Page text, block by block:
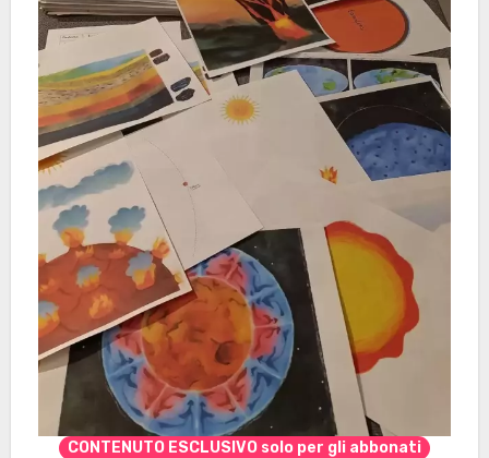
CONTENUTO ESCLUSIVO solo per gli abbonati